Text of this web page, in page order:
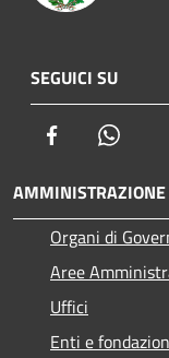
SEGUICI SU
Facebook
AMMINISTRAZIONE
Organi di
Aree
Uffici
Enti e